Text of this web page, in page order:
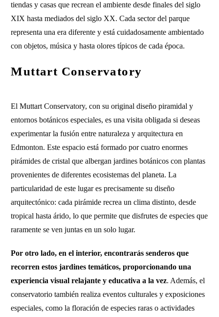
tiendas y casas que recrean el ambiente desde finales del siglo
XIX hasta mediados del siglo XX. Cada sector del parque
representa una era diferente y está cuidadosamente ambientado
con objetos, música y hasta olores típicos de cada época.
Muttart Conservatory
El Muttart Conservatory, con su original diseño piramidal y
entornos botánicos especiales, es una visita obligada si deseas
experimentar la fusión entre naturaleza y arquitectura en
Edmonton. Este espacio está formado por cuatro enormes
pirámides de cristal que albergan jardines botánicos con plantas
provenientes de diferentes ecosistemas del planeta. La
particularidad de este lugar es precisamente su diseño
arquitectónico: cada pirámide recrea un clima distinto, desde
tropical hasta árido, lo que permite que disfrutes de especies que
raramente se ven juntas en un solo lugar.
Por otro lado, en el interior, encontrarás senderos que
recorren estos jardines temáticos, proporcionando una
experiencia visual relajante y educativa a la vez. Además, el
conservatorio también realiza eventos culturales y exposiciones
especiales, como la floración de especies raras o actividades